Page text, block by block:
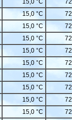
15,0 °C
15,0 °C
15,0 °C
15,0 °C
15,0 °C
15,0 °C
15,0 °C
15,0 °C
15,0 °C
15,0 °C